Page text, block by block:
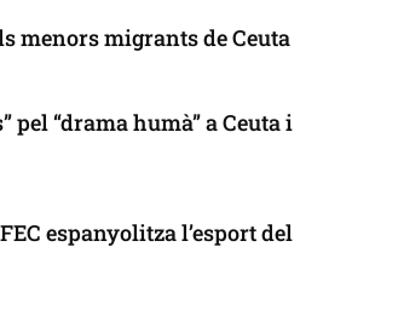
menors migrants de Ceuta
pel “drama humà” a Ceuta i
espanyolitza l’esport del